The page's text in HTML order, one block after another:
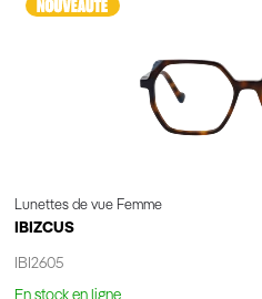
Lunettes de vue Femme
IBIZCUS
IBI2605
En stock en ligne